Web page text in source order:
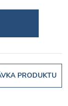
PRODUKTU